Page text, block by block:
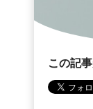
この記